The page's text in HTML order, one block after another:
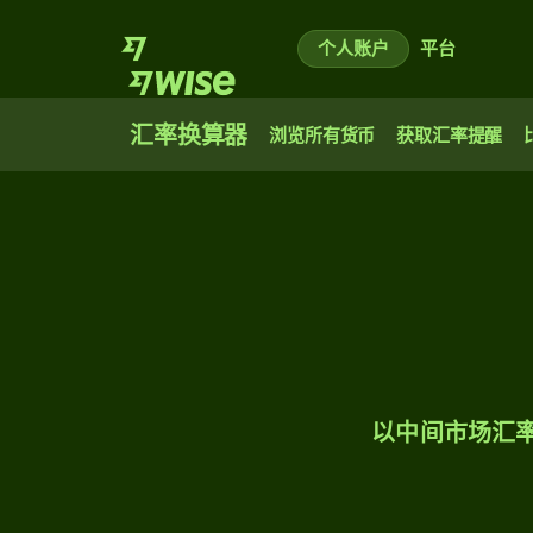
个人账户 平台
汇率换算器 浏览所有货币 获取汇率提醒
以中间市场汇